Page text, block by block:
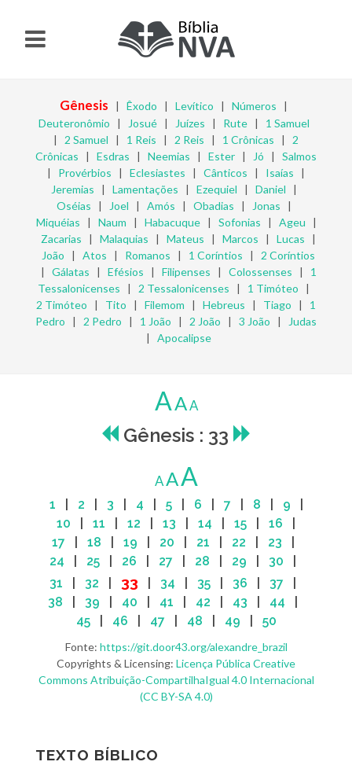
Gênesis | Êxodo | Levítico | Números |
Deuteronômio | Josué| Juízes | Rute| 1 Samuel
| 2 Samuel | 1 Reis | 2 Reis | 1 Crônicas | 2
Crônicas | Esdras | Neemias | Ester | Jó | Salmos
| Provérbios | Eclesiastes | Cânticos | Isaías |
Jeremias | Lamentações | Ezequiel | Daniel |
Oséias | Joel | Amós | Obadias | Jonas |
Miquéias | Naum | Habacuque| Sofonias | Ageu |
Zacarias | Malaquias | Mateus | Marcos | Lucas |
João | Atos | Romanos | 1 Coríntios | 2 Coríntios
| Gálatas | Efésios | Filipenses | Colossenses | 1
Tessalonicenses | 2 Tessalonicenses | 1 Timóteo |
2 Timóteo | Tito | Filemom | Hebreus | Tiago | 1
Pedro | 2 Pedro | 1 João | 2 João | 3 João |
Judas
| Apocalipse
AAA
Gênesis : 33
AAA
1 2 3 4 5| 6 7 8 9
10
11 12 13 14 15 16
17
18 19 20 21 22 23
24
25 26 27 28 29 30
31
32 33 34 35 36 37
38
39 40 41 42 43 44
45| 46 47 48 49 50
Fonte: https://git.door43.org/alexandre_brazil
Copyrights & Licensing: Licença Pública Creative
Commons Atribuição-CompartilhaIgual 4.0 Internacional
(CC BY-SA 4.0)
TEXTO BÍBLICO